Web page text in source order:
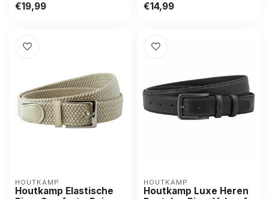
€19,99
€14,99
HOUTKAMP
Houtkamp Elastische
HOUTKAMP
Houtkamp Luxe Heren